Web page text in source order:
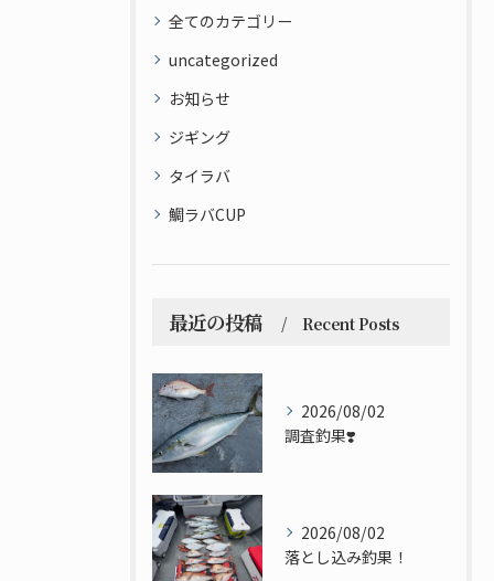
全てのカテゴリー
uncategorized
お知らせ
ジギング
タイラバ
鯛ラバCUP
最近の投稿 Recent Posts
2026/08/02
調査釣果❣️
2026/08/02
落とし込み釣果！